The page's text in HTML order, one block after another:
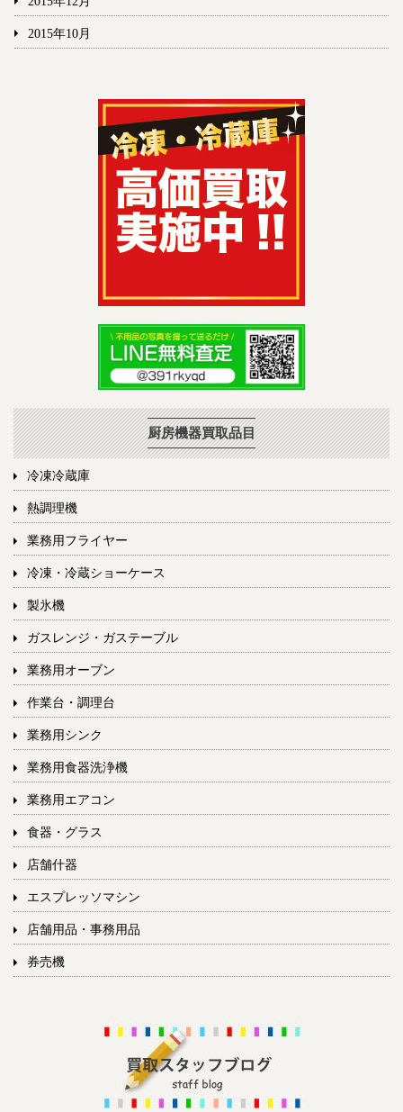
2015年10月
厨房機器買取品目
冷凍冷蔵庫
熱調理機
業務用フライヤー
冷凍・冷蔵ショーケース
製氷機
ガスレンジ・ガステーブル
業務用オーブン
作業台・調理台
業務用シンク
業務用食器洗浄機
業務用エアコン
食器・グラス
店舗什器
エスプレッソマシン
店舗用品・事務用品
券売機